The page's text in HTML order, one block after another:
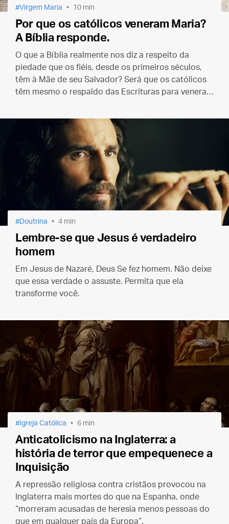
Virgem Maria 10 min
Por que os católicos veneram Maria?
A Bíblia responde.
O que a Bíblia realmente nos diz a respeito da
piedade que os fiéis, desde os primeiros séculos,
têm à Mãe de seu Salvador? Será que os católicos
têm mesmo o respaldo das Escrituras para venerar
Doutrina 4 min
Lembre-se que Jesus é verdadeiro
homem
Em Jesus de Nazaré, Deus Se fez homem. Não deixe
que essa verdade o assuste. Permita que ela
transforme você.
Igreja Católica 6 min
Anticatolicismo na Inglaterra: a
história de terror que empequenece a
Inquisição
A repressão religiosa contra cristãos provocou na
Inglaterra mais mortes do que na Espanha, onde
“morreram acusadas de heresia menos pessoas do
que em qualquer país da Europa”.